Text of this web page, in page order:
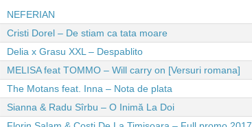
NEFERIAN
Cristi Dorel – De stiam ca tata moare
Delia x Grasu XXL – Despablito
MELISA feat TOMMO – Will carry on [Versuri romana]
The Motans feat. Inna – Nota de plata
Sianna & Radu Sîrbu – O Inimă La Doi